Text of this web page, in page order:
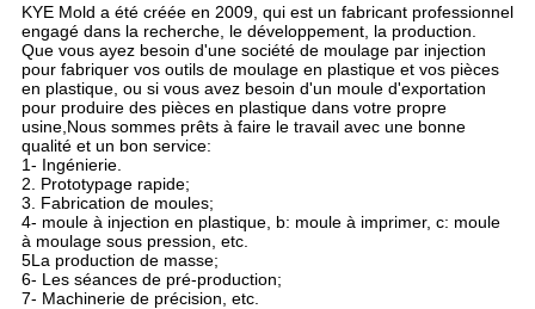
KYE Mold a été créée en 2009, qui est un fabricant professionnel
engagé dans la recherche, le développement, la production.
Que vous ayez besoin d'une société de moulage par injection
pour fabriquer vos outils de moulage en plastique et vos pièces
en plastique, ou si vous avez besoin d'un moule d'exportation
pour produire des pièces en plastique dans votre propre
usine,Nous sommes prêts à faire le travail avec une bonne
qualité et un bon service:
1- Ingénierie.
2. Prototypage rapide;
3. Fabrication de moules;
4- moule à injection en plastique, b: moule à imprimer, c: moule
à moulage sous pression, etc.
5La production de masse;
6- Les séances de pré-production;
7- Machinerie de précision, etc.